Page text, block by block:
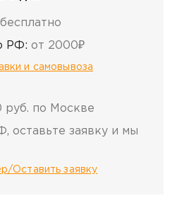
бесплатно
РФ: от 2000₽
и самовывоза
руб. по Москве
оставьте заявку и мы
Оставить заявку